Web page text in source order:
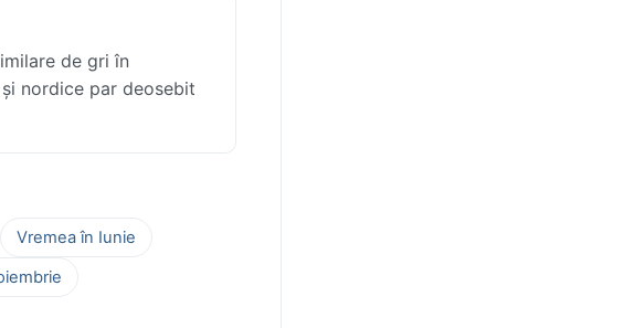
de gri în
nordice par deosebit
Vremea în Iunie